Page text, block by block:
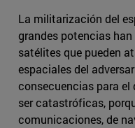
La militarización del
grandes potencias
satélites que pueden
espaciales del
consecuencias para el
ser catastróficas,
comunicaciones, de